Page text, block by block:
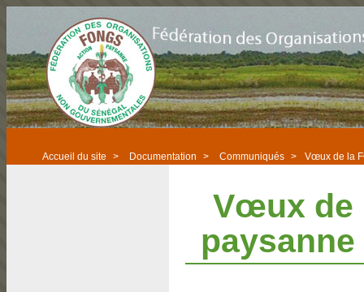
Accueil du site > Documentation > Communiqués > Vœux de la
Vœux de
paysanne